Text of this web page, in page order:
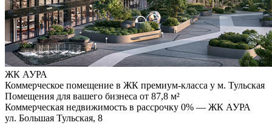
ЖК АУРА
Коммерческое помещение в ЖК премиум-класса у м. Тульская
Помещения для вашего бизнеса от 87,8 м²
Коммерческая недвижимость в рассрочку 0% — ЖК АУРА
ул. Большая Тульская, 8